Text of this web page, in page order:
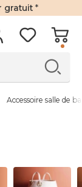
gratuit *
Accessoire salle de